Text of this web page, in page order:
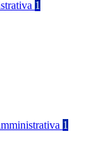
1
1